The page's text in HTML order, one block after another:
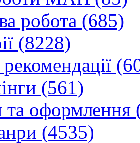
робота (685)
(8228)
(561)
та оформлення
(4535)